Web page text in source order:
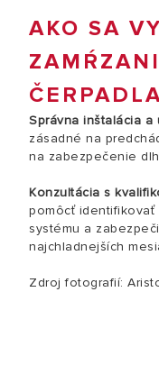
AKO SA
Správna inštalácia a
zásadné na
na zabezpečenie
Konzultácia s
pomôcť identifikovať
systému a
najchladnejších
Zdroj fotografií: